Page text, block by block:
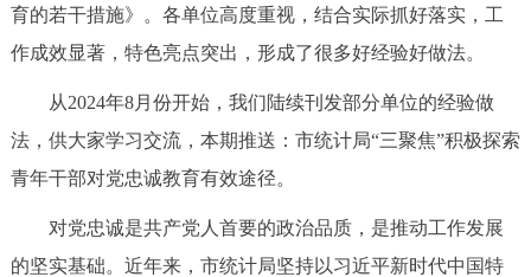
个人服务 法人服务 部门服务
便民服务 利企服务 投资项目
中介服务 阳光政务
育的若干措施》。各单位高度重视，结合实际抓好落实，工
作成效显著，特色亮点突出，形成了很多好经验好做法。
从2024年8月份开始，我们陆续刊发部分单位的经验做
法，供大家学习交流，本期推送：市统计局“三聚焦”积极探索
青年干部对党忠诚教育有效途径。
对党忠诚是共产党人首要的政治品质，是推动工作发展
的坚实基础。近年来，市统计局坚持以习近平新时代中国特